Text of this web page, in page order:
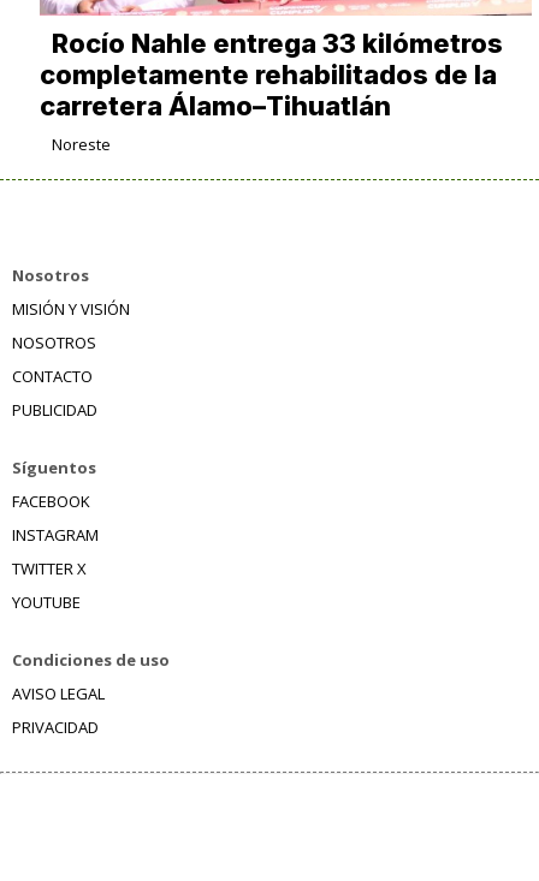
Rocío Nahle entrega 33 kilómetros
completamente rehabilitados de la
carretera Álamo–Tihuatlán
Noreste
Nosotros
MISIÓN Y VISIÓN
NOSOTROS
CONTACTO
PUBLICIDAD
Síguentos
FACEBOOK
INSTAGRAM
TWITTER X
YOUTUBE
Condiciones de uso
AVISO LEGAL
PRIVACIDAD